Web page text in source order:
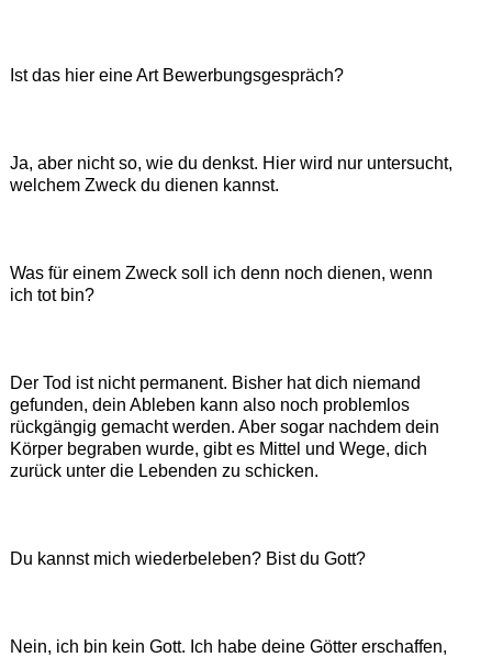
Ist das hier eine Art Bewerbungsgespräch?
Ja, aber nicht so, wie du denkst. Hier wird nur untersucht,
welchem Zweck du dienen kannst.
Was für einem Zweck soll ich denn noch dienen, wenn
ich tot bin?
Der Tod ist nicht permanent. Bisher hat dich niemand
gefunden, dein Ableben kann also noch problemlos
rückgängig gemacht werden. Aber sogar nachdem dein
Körper begraben wurde, gibt es Mittel und Wege, dich
zurück unter die Lebenden zu schicken.
Du kannst mich wiederbeleben? Bist du Gott?
Nein, ich bin kein Gott. Ich habe deine Götter erschaffen,